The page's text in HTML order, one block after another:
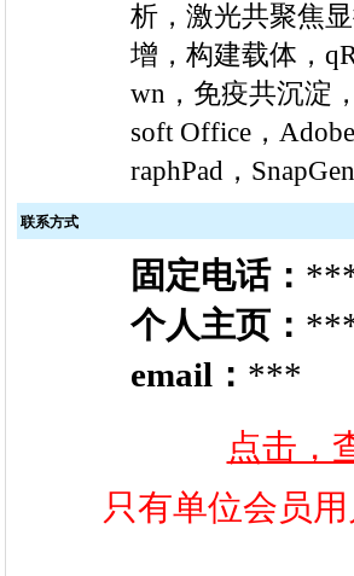
析，激光共聚焦
增，构建载体，
wn，免疫共沉淀
soft Office，
raphPad，
联系方式
固定电话：
个人主页：
email： ***
点击，
只有单位会员